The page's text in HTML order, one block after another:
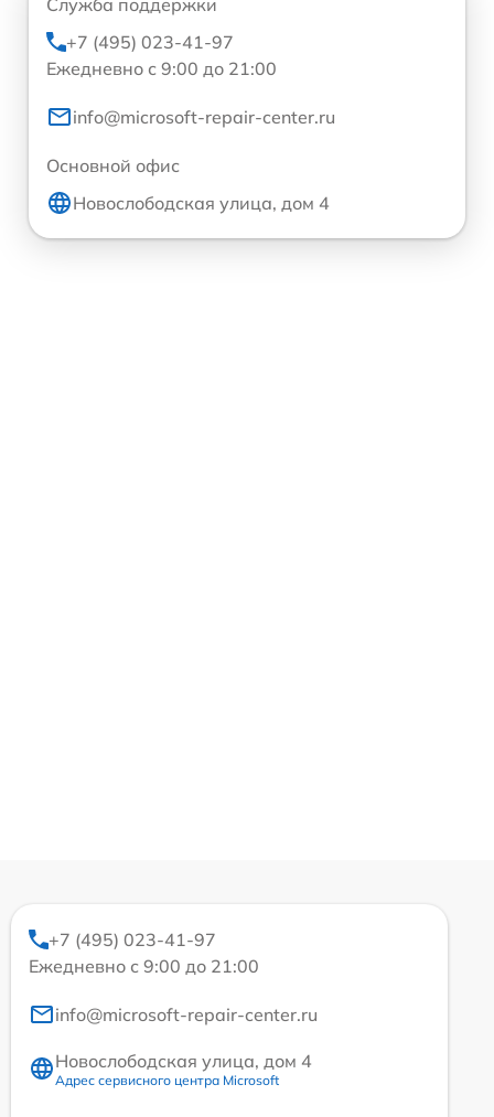
+7 (495) 023-41-97
Ежедневно с 9:00 до 21:00
info@microsoft-repair-center.ru
Основной офис
Новослободская улица, дом 4
+7 (495) 023-41-97
Ежедневно с 9:00 до 21:00
info@microsoft-repair-center.ru
Новослободская улица, дом 4
Адрес сервисного центра Microsoft